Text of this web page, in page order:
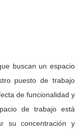
buscan un espacio
puesto de trabajo
de funcionalidad y
de trabajo está
su concentración y